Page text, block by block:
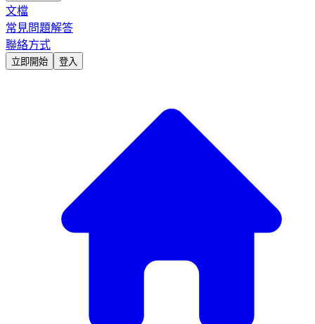
文檔
常見問題解答
聯絡方式
立即開始 登入